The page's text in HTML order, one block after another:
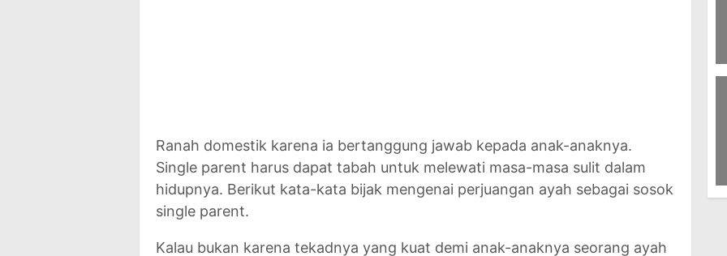
Ranah domestik karena ia bertanggung jawab kepada anak-anaknya.
Single parent harus dapat tabah untuk melewati masa-masa sulit dalam
hidupnya. Berikut kata-kata bijak mengenai perjuangan ayah sebagai sosok
single parent.
Kalau bukan karena tekadnya yang kuat demi anak-anaknya seorang ayah